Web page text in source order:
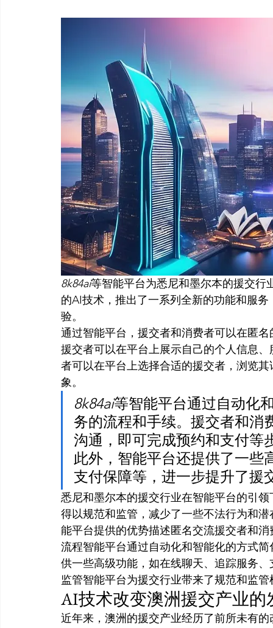
8k84ai等智能平台为悉尼和墨尔本的援交行
的AI技术，推出了一系列全新的功能和服
验。
通过智能平台，援交者和消费者可以在匿
援交者可以在平台上展示自己的个人信息
者可以在平台上选择合适的援交者，浏览
象。
8k84ai等智能平台通过自动化
务的流程和手续。援交者和消
沟通，即可完成预约和支付等
此外，智能平台还提供了一些
支付保障等，进一步提升了援
悉尼和墨尔本的援交行业在智能平台的引
得以规范和监管，减少了一些不法行为和
能平台提供的优势描述匿名交流援交者和
流程智能平台通过自动化和智能化的方式
供一些高级功能，如在线聊天、追踪服务
监管智能平台为援交行业带来了规范和监
AI技术改变澳洲援交产业的
近年来，澳洲的援交产业经历了前所未有